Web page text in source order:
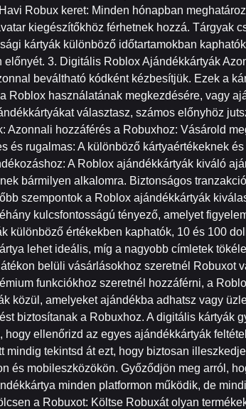
Robux keret: Minden hónapban
kiegészítőkhöz férhetnek hozzá. Tárgyak
kártyák különböző időtartamokban
3. Digitális Roblox Ajándékkártyák
beváltható kódként kézbesítjük. Ezek a
Roblox használatának megkezdésére, vagy
választasz, számos előnyhöz
Azonnali hozzáférés a Robuxhoz: Vásárold
és rugalmas: A különböző kártyaértékeknek
A Roblox ajándékkártyák kiváló
bármilyen alkalomra. Biztonságos
szempontok a Roblox ajándékkártyák
kulcsfontosságú tényező, amelyet
különböző értékekben kaphatók, 10 és 100
lehet ideális, míg a nagyobb címletek
belüli vásárlásokhoz szeretnél
funkciókhoz szeretnél hozzáférni, a
közül, amelyeket ajándékba adhatsz vagy
biztosítanak a Robuxhoz. A digitális kártyák
hogy ellenőrizd az egyes ajándékkártyák
tekintsd át ezt, hogy biztosan
és mobileszközökön. Győződjön meg arról,
minden platformon működik, de
a Robuxot: Költse Robuxát olyan